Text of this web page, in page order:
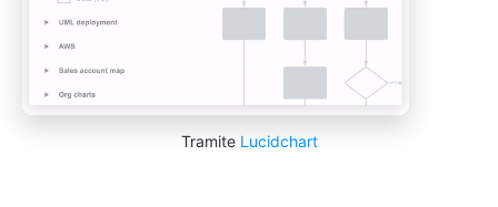
Tramite Lucidchart